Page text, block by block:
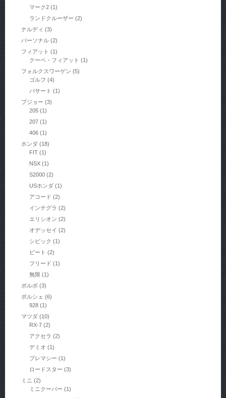
マーク2 (1)
ランドクルーザー (2)
ナルディ (3)
パーソナル(2)
フィアット (1)
クーペ・フィアット (1)
フォルクスワーゲン (5)
ゴルフ (4)
パサート (1)
プジョー (3)
205 (1)
207 (1)
406 (1)
ホンダ(18)
FIT (1)
NSX (1)
S2000 (2)
USホンダ (1)
アコード (2)
インテグラ (2)
エリシオン (2)
オデッセイ (2)
シビック (1)
ビート (2)
フリード (1)
無限 (1)
ボルボ(3)
ポルシェ (6)
928 (1)
マツダ(10)
RX-7 (2)
アクセラ (2)
デミオ (1)
プレマシー (1)
ロードスター (3)
ミニ (2)
ミニクーパー (1)